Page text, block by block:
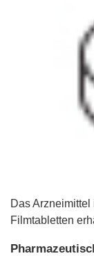
Das
Filmtabletten